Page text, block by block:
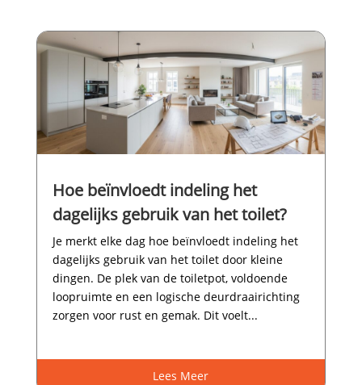
Hoe beïnvloedt indeling het
dagelijks gebruik van het toilet?
Je merkt elke dag hoe beïnvloedt indeling het
dagelijks gebruik van het toilet door kleine
dingen.​ De plek van de toiletpot, voldoende
loopruimte en een logische deurdraairichting
zorgen voor rust en gemak.​ Dit voelt...
Lees Meer